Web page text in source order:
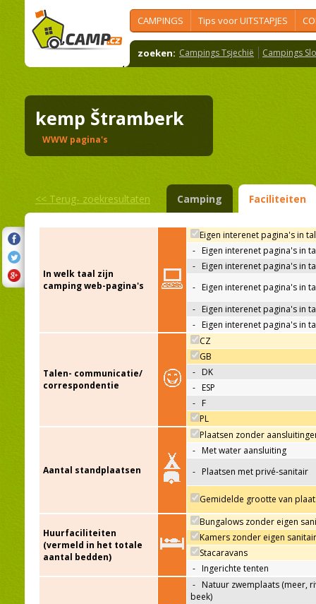
CAMPINGS Tips voor UITSTAPJES
zoeken: Campings Tsjechië Campings
kemp Štramberk
WWW pagina's
<< Terug- zoekresultaten Camping Faciliteiten
In welk taal zijn
camping web-pagina's
Eigen interenet pagina's in
- Eigen interenet pagina's in
- Eigen interenet pagina's in
- Eigen interenet pagina's in
- Eigen interenet pagina's in
- Eigen interenet pagina's in
Talen- communicatie/
correspondentie
CZ
GB
- DK
- ESP
- F
PL
Aantal standplaatsen
Plaatsen zonder
- Met water aansluiting
- Plaatsen met privé-sanitair
Gemidelde grootte van
Huurfaciliteiten
(vermeld in het totale
aantal bedden)
Bungalows zonder eigen
Kamers zonder eigen sanitair
Stacaravans
- Ingerichte tenten
- Natuur zwemplaats (meer,
beek)